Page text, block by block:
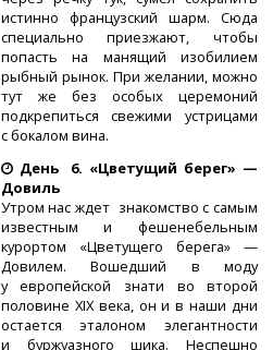
истинно французский шарм. Сюда
специально приезжают, чтобы
попасть на манящий изобилием
рыбный рынок. При желании, можно
тут же без особых церемоний
подкрепиться свежими устрицами
с бокалом вина.
День 6. «Цветущий берег» —
Довиль
Утром нас ждет знакомство с самым
известным и фешенебельным
курортом «Цветущего берега» —
Довилем. Вошедший в моду
у европейской знати во второй
половине XIX века, он и в наши дни
остается эталоном элегантности
и буржуазного шика. Неспешно